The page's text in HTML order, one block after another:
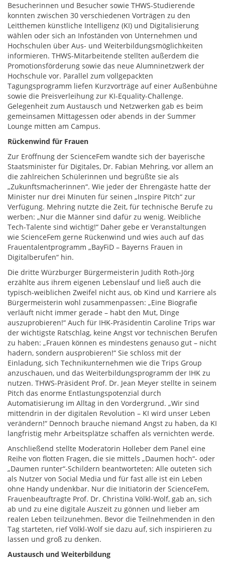
Besucherinnen und Besucher sowie THWS-Studierende
konnten zwischen 30 verschiedenen Vorträgen zu den
Leitthemen künstliche Intelligenz (KI) und Digitalisierung
wählen oder sich an Infoständen von Unternehmen und
Hochschulen über Aus- und Weiterbildungsmöglichkeiten
informieren. THWS-Mitarbeitende stellten außerdem die
Promotionsförderung sowie das neue Alumninetzwerk der
Hochschule vor. Parallel zum vollgepackten
Tagungsprogramm liefen Kurzvorträge auf einer Außenbühne
sowie die Preisverleihung zur KI-Equality-Challenge.
Gelegenheit zum Austausch und Netzwerken gab es beim
gemeinsamen Mittagessen oder abends in der Summer
Lounge mitten am Campus.
Rückenwind für Frauen
Zur Eröffnung der ScienceFem wandte sich der bayerische
Staatsminister für Digitales, Dr. Fabian Mehring, vor allem an
die zahlreichen Schülerinnen und begrüßte sie als
„Zukunftsmacherinnen“. Wie jeder der Ehrengäste hatte der
Minister nur drei Minuten für seinen „Inspire Pitch“ zur
Verfügung. Mehring nutzte die Zeit, für technische Berufe zu
werben: „Nur die Männer sind dafür zu wenig. Weibliche
Tech-Talente sind wichtig!“ Daher gebe er Veranstaltungen
wie ScienceFem gerne Rückenwind und wies auch auf das
Frauentalentprogramm „BayFiD – Bayerns Frauen in
Digitalberufen“ hin.
Die dritte Würzburger Bürgermeisterin Judith Roth-Jörg
erzählte aus ihrem eigenen Lebenslauf und ließ auch die
typisch-weiblichen Zweifel nicht aus, ob Kind und Karriere als
Bürgermeisterin wohl zusammenpassen: „Eine Biografie
verläuft nicht immer gerade – habt den Mut, Dinge
auszuprobieren!“ Auch für IHK-Präsidentin Caroline Trips war
der wichtigste Ratschlag, keine Angst vor technischen Berufen
zu haben: „Frauen können es mindestens genauso gut – nicht
hadern, sondern ausprobieren!“ Sie schloss mit der
Einladung, sich Technikunternehmen wie die Trips Group
anzuschauen, und das Weiterbildungsprogramm der IHK zu
nutzen. THWS-Präsident Prof. Dr. Jean Meyer stellte in seinem
Pitch das enorme Entlastungspotenzial durch
Automatisierung im Alltag in den Vordergrund. „Wir sind
mittendrin in der digitalen Revolution – KI wird unser Leben
verändern!“ Dennoch brauche niemand Angst zu haben, da KI
langfristig mehr Arbeitsplätze schaffen als vernichten werde.
Anschließend stellte Moderatorin Holleber dem Panel eine
Reihe von flotten Fragen, die sie mittels „Daumen hoch“- oder
„Daumen runter“-Schildern beantworteten: Alle outeten sich
als Nutzer von Social Media und für fast alle ist ein Leben
ohne Handy undenkbar. Nur die Initiatorin der ScienceFem,
Frauenbeauftragte Prof. Dr. Christina Völkl-Wolf, gab an, sich
ab und zu eine digitale Auszeit zu gönnen und lieber am
realen Leben teilzunehmen. Bevor die Teilnehmenden in den
Tag starteten, rief Völkl-Wolf sie dazu auf, sich inspirieren zu
lassen und groß zu denken.
Austausch und Weiterbildung